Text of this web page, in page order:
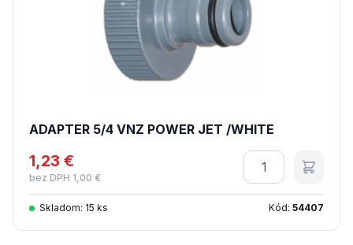
ADAPTER 5/4 VNZ POWER JET /WHITE
1,23 €
bez DPH 1,00 €
Množstvo
Skladom: 15 ks Kód: 54407